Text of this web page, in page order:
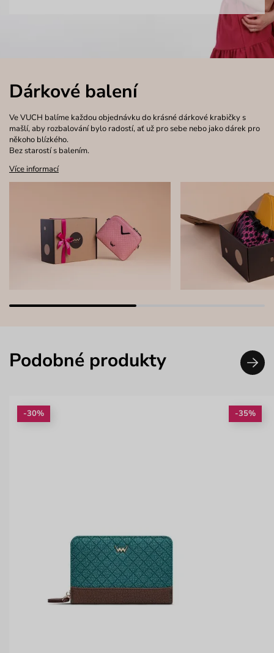
Dárkové balení
Ve VUCH balíme každou objednávku do krásné dárkové krabičky s
mašlí, aby rozbalování bylo radostí, ať už pro sebe nebo jako dárek pro
někoho blízkého.
Bez starostí s balením.
Více informací
Podobné produkty
-30% -35%